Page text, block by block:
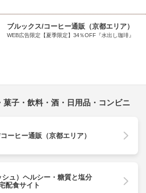
ブルックス/コーヒー通販（京都エリア）
WEB広告限定【夏季限定】34％OFF『水出し珈琲』
菓子・飲料・酒・日用品・コンビニ
ーヒー通販（京都エリア）
ュ）ヘルシー・糖質と塩分
配食サイト